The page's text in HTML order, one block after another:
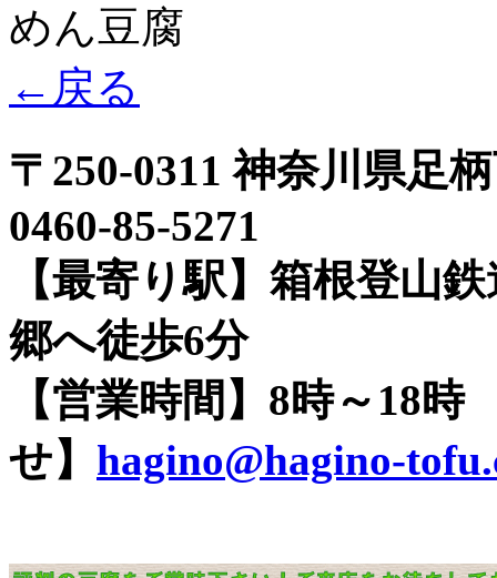
←戻る
〒250-0311 神奈川県足
0460-85-5271
【最寄り駅】箱根登山
郷へ徒歩6分
【営業時間】8時～18
せ】 hagino@hagino-